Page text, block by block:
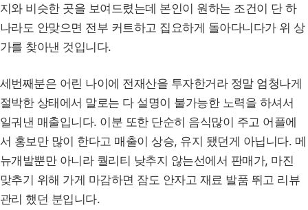
지와 비슷한 곳을 보여드렸는데 본인이 원하는 조건이 단 하
나라도 안맞으면 전부 커트하고 집요하게 돌아다니다가 위 상
가를 찾아낸 것입니다.
세번째분은 어린 나이에 전재산을 투자한거라 정말 엄청나게
절박한 상태에서 말로는 다 설명이 불가능한 노력을 하셔서
일궈낸 매출입니다. 이분 또한 단순히 음식많이 주고 어플에
서 홍보만 많이 한다고 매출이 상승, 유지 됐던게 아닙니다. 메
뉴개발뿐만 아니라 퀄리티 낮추지 않는선에서 판매가, 마진
맞추기 위해 가게 마감하면 잠도 안자고 재료 발품 뛰고 리뷰
관리 했던 분입니다.